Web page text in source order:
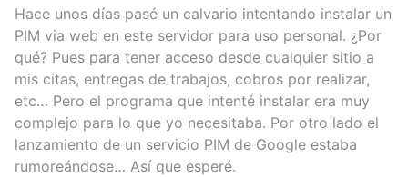
Hace unos días pasé un calvario intentando instalar un
PIM via web en este servidor para uso personal. ¿Por
qué? Pues para tener acceso desde cualquier sitio a
mis citas, entregas de trabajos, cobros por realizar,
etc… Pero el programa que intenté instalar era muy
complejo para lo que yo necesitaba. Por otro lado el
lanzamiento de un servicio PIM de Google estaba
rumoreándose… Así que esperé.